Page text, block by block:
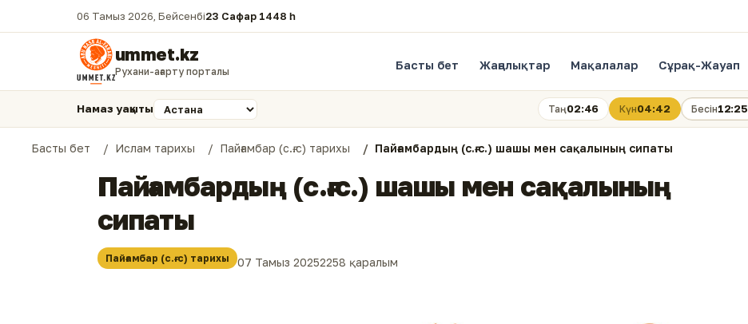
06 Тамыз 2026, Бейсенбі23 Сафар 1448 һ.
ummet.kz
Рухани-ағарту порталы Басты бет Жаңалықтар Мақалалар Сұрақ-Жауап
Намаз уақыты Таң02:46 Күн04:42 Бесін12:25
Басты бет Ислам тарихы Пайғамбар (с.ғ.с) тарихы Пайғамбардың (с.ғ.с.) шашы мен сақалының сипаты
Пайғамбардың (с.ғ.с.) шашы мен сақалының
сипаты
Пайғамбар (с.ғ.с) тарихы 07 Тамыз 20252258 қаралым